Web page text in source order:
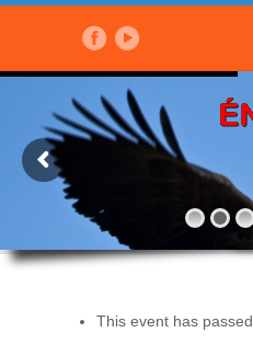
This event has passed.